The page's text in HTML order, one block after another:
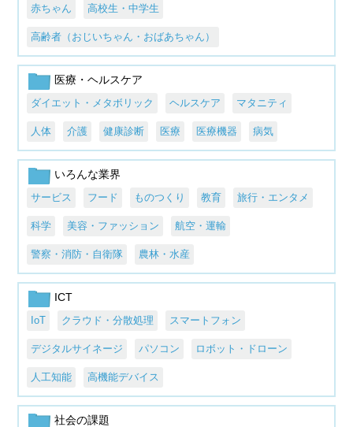
赤ちゃん 高校生・中学生
高齢者（おじいちゃん・おばあちゃん）
医療・ヘルスケア
ダイエット・メタボリック ヘルスケア マタニティ
人体 介護 健康診断 医療 医療機器 病気
いろんな業界
サービス フード ものつくり 教育 旅行・エンタメ
科学 美容・ファッション 航空・運輸
警察・消防・自衛隊 農林・水産
ICT
IoT クラウド・分散処理 スマートフォン
デジタルサイネージ パソコン ロボット・ドローン
人工知能 高機能デバイス
社会の課題